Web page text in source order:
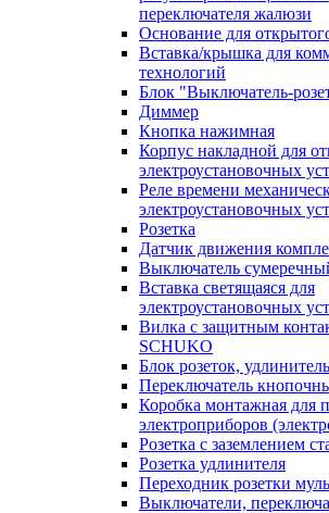
переключателя жалюзи
Основание для
Вставка/крышка для
технологий
Блок "Выключатель-
Диммер
Кнопка нажимная
Корпус накладной для
электроустановочных
Реле времени
электроустановочных
Розетка
Датчик движения
Выключатель
Вставка светящаяся для
электроустановочных
Вилка с защитным
SCHUKO
Блок розеток, удлинитель
Переключатель
Коробка монтажная для
электроприборов
Розетка с заземлением
Розетка удлинителя
Переходник розетки
Выключатели,